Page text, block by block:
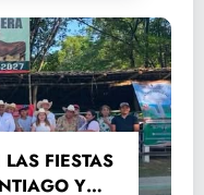
FIESTAS
Y